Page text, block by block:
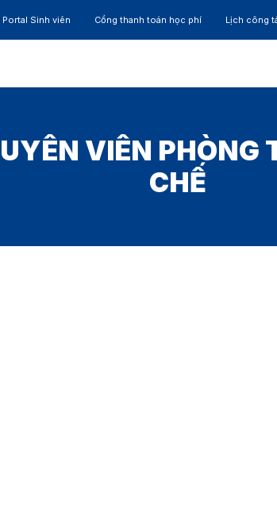
Portal Sinh viên Cổng thanh toán học phí Lịch công
VIÊN PHÒNG
CHẾ